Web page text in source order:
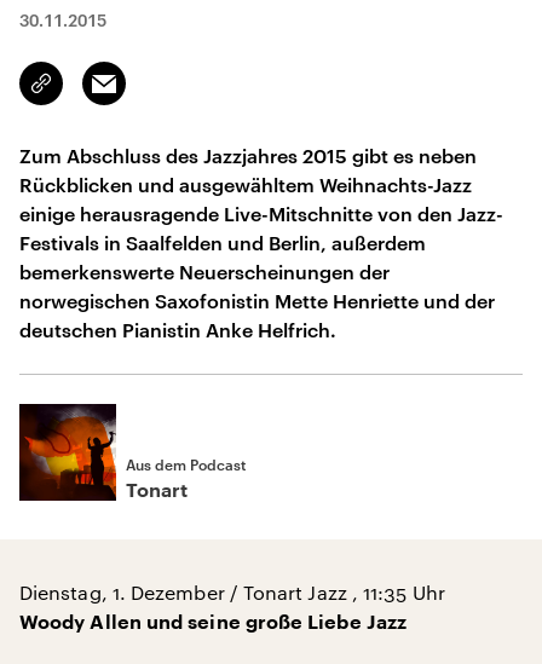
30.11.2015
Link
kopieren/teilen
Email
Zum Abschluss des Jazzjahres 2015 gibt es neben
Rückblicken und ausgewähltem Weihnachts-Jazz
einige herausragende Live-Mitschnitte von den Jazz-
Festivals in Saalfelden und Berlin, außerdem
bemerkenswerte Neuerscheinungen der
norwegischen Saxofonistin Mette Henriette und der
deutschen Pianistin Anke Helfrich.
Aus dem Podcast
Tonart
Dienstag, 1. Dezember / Tonart Jazz , 11:35 Uhr
Woody Allen und seine große Liebe Jazz